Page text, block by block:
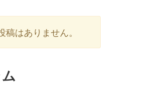
稿はありません。